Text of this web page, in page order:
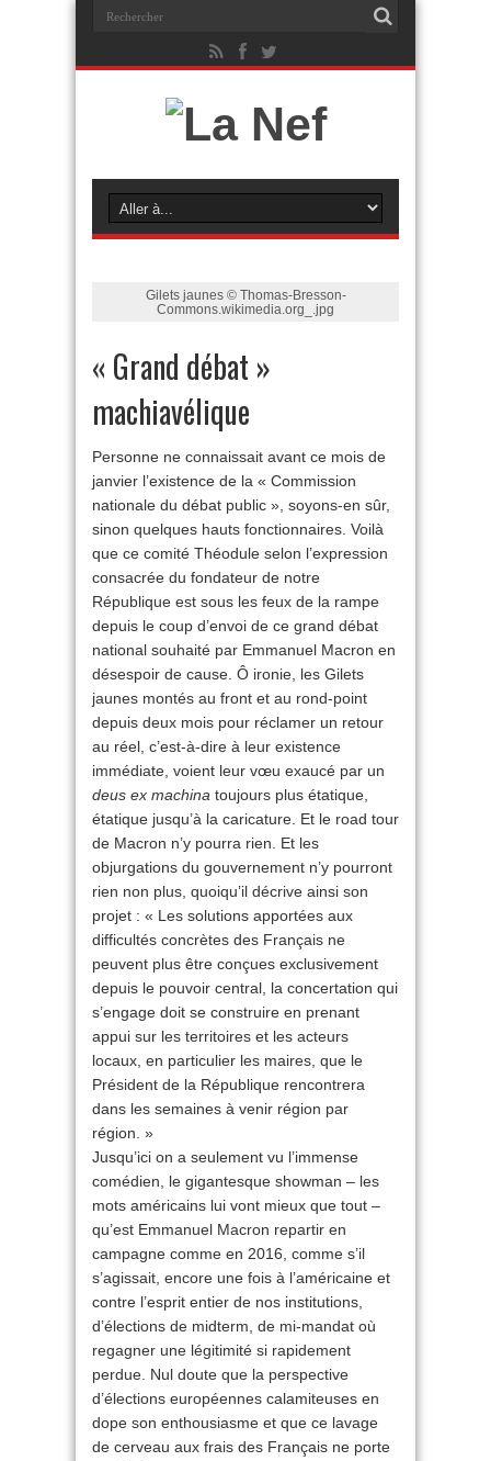
Gilets jaunes © Thomas-Bresson-
Commons.wikimedia.org_.jpg
« Grand débat »
machiavélique
Personne ne connaissait avant ce mois de
janvier l’existence de la « Commission
nationale du débat public », soyons-en sûr,
sinon quelques hauts fonctionnaires. Voilà
que ce comité Théodule selon l’expression
consacrée du fondateur de notre
République est sous les feux de la rampe
depuis le coup d’envoi de ce grand débat
national souhaité par Emmanuel Macron en
désespoir de cause. Ô ironie, les Gilets
jaunes montés au front et au rond-point
depuis deux mois pour réclamer un retour
au réel, c’est-à-dire à leur existence
immédiate, voient leur vœu exaucé par un
deus ex machina toujours plus étatique,
étatique jusqu’à la caricature. Et le road tour
de Macron n’y pourra rien. Et les
objurgations du gouvernement n’y pourront
rien non plus, quoiqu’il décrive ainsi son
projet : « Les solutions apportées aux
difficultés concrètes des Français ne
peuvent plus être conçues exclusivement
depuis le pouvoir central, la concertation qui
s’engage doit se construire en prenant
appui sur les territoires et les acteurs
locaux, en particulier les maires, que le
Président de la République rencontrera
dans les semaines à venir région par
région. »
Jusqu’ici on a seulement vu l’immense
comédien, le gigantesque showman – les
mots américains lui vont mieux que tout –
qu’est Emmanuel Macron repartir en
campagne comme en 2016, comme s’il
s’agissait, encore une fois à l’américaine et
contre l’esprit entier de nos institutions,
d’élections de midterm, de mi-mandat où
regagner une légitimité si rapidement
perdue. Nul doute que la perspective
d’élections européennes calamiteuses en
dope son enthousiasme et que ce lavage
de cerveau aux frais des Français ne porte